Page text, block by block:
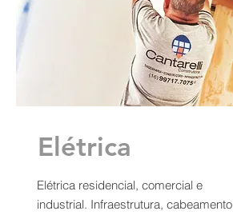
Elétrica
Elétrica residencial, comercial e
industrial. Infraestrutura, cabeamento